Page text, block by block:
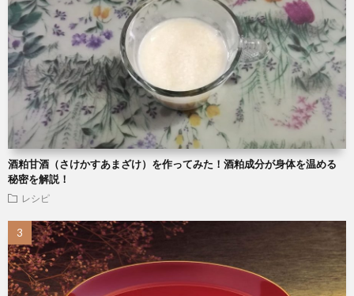
酒粕甘酒（さけかすあまざけ）を作ってみた！酒粕成分が身体を温める
秘密を解説！
レシピ